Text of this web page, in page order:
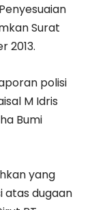
Surat
2013.
polisi
M Idris
Bumi
yang
atas dugaan